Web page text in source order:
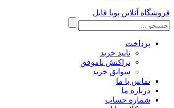
فروشگاه آنلاین پویا فایل
پرداخت
تایید خرید
تراکنش ناموفق
سوابق خرید
تماس با ما
درباره ما
شماره حساب